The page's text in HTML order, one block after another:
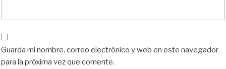
Guarda mi nombre, correo electrónico y web en este navegador
para la próxima vez que comente.